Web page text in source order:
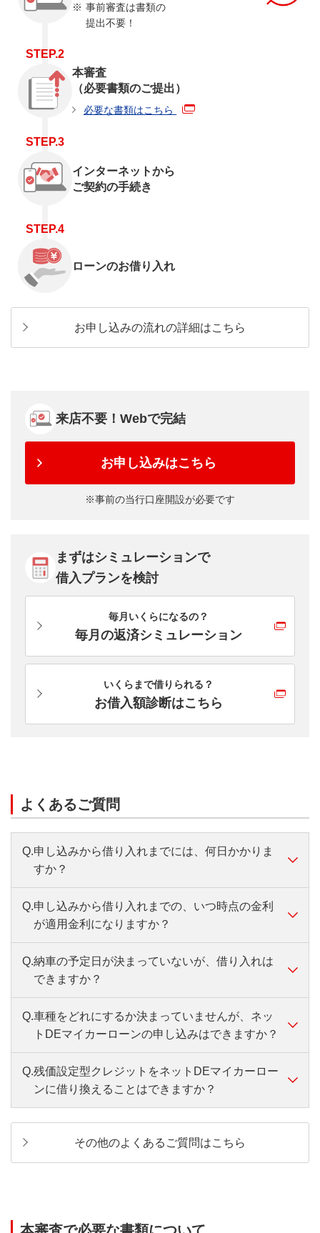
事前審査は書類の
提出不要！
STEP.2
本審査
（必要書類のご提出）
必要な書類はこちら
STEP.3
インターネットから
ご契約の手続き
STEP.4
ローンのお借り入れ
お申し込みの流れの詳細はこちら
来店不要！Webで完結
お申し込みはこちら
事前の当行口座開設が必要です
まずはシミュレーションで
借入プランを検討
毎月いくらになるの？
毎月の返済シミュレーション
いくらまで借りられる？
お借入額診断はこちら
よくあるご質問
Q.申し込みから借り入れまでには、何日かかりま
すか？
A.お申し込みから10日～3週間ほどかかります。
お申込受付時間・審査状況によっては、さらにお時間をいただく
Q.申し込みから借り入れまでの、いつ時点の金利
が適用金利になりますか？
A.お借り入れする月の金利が適用されます。
Q.納車の予定日が決まっていないが、借り入れは
できますか？
A.申し込みできますが、実際のお借り入れは納車日が
決まってからになります。
Q.車種をどれにするか決まっていませんが、ネッ
トDEマイカーローンの申し込みはできますか？
A.お申込時点で購入未定の場合は、「購入予定の販売
会社」及び「借入希望金額」などをご入力くださ
い。
を追加でご提出いただきます。
Q.残価設定型クレジットをネットDEマイカーロー
ンに借り換えることはできますか？
その他のよくあるご質問はこちら